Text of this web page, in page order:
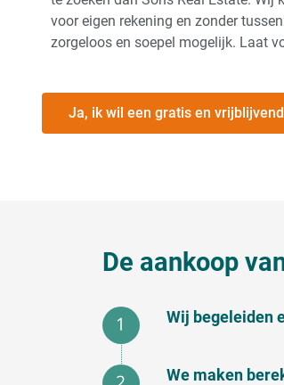
voor eigen rekening en zonder
zorgeloos en soepel mogelijk. Laat
Ja, ik wil een gratis en
De aankoop
Wij begeleiden
We maken